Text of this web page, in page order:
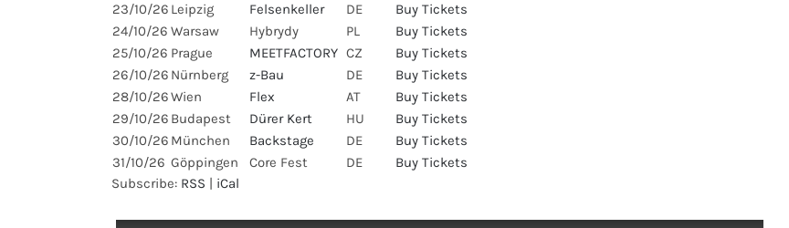
23/10/26 Leipzig Felsenkeller DE
Buy Tickets
24/10/26 Warsaw Hybrydy PL
Buy Tickets
25/10/26 Prague MEETFACTORY CZ
Buy Tickets
26/10/26 Nürnberg z-Bau DE
Buy Tickets
28/10/26Wien Flex AT
Buy Tickets
29/10/26 Budapest Dürer Kert HU
Buy Tickets
30/10/26 München Backstage DE
Buy Tickets
31/10/26 Göppingen Core Fest DE
Buy Tickets
Subscribe: RSS | iCal